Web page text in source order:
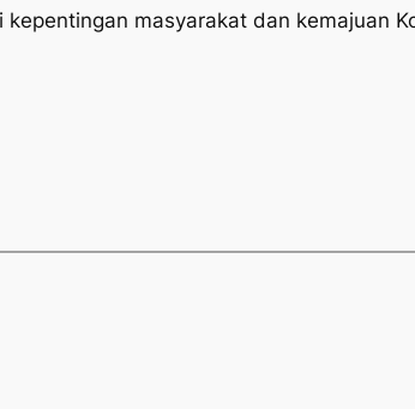
masyarakat dan kemajuan